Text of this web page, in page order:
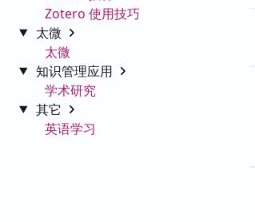
Zotero 使用技巧
太微
太微
知识管理应用
学术研究
其它
英语学习